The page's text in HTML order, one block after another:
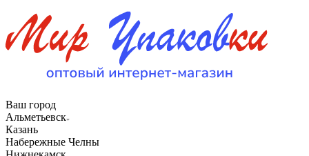
Ваш город
Альметьевск
Казань
Набережные Челны